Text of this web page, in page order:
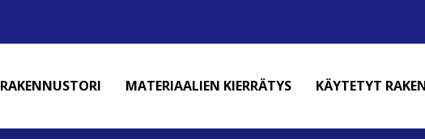
RAKENNUSTORI MATERIAALIEN KIERRÄTYS KÄYTETYT